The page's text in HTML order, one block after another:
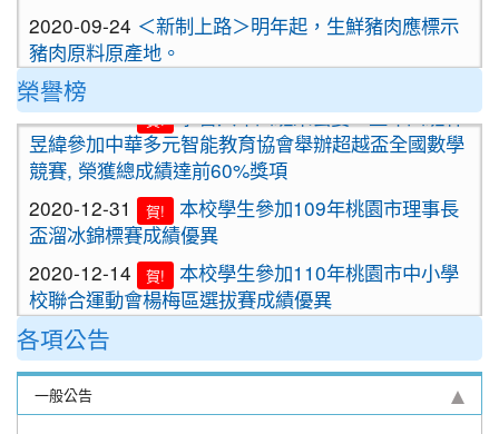
2020-09-24 ＜新制上路＞明年起，生鮮豬肉應標示
豬肉原料原產地。
2020-09-24
原料原產地。
2020-09-24＜新制上路＞明年起，貢丸水餃等應標
示豬肉原料原產地
2020-09-09
重要
『109年國家防災日演習』地震速
報演練，臨震應變「趴下、掩護、穩住」
『Earthquake Disaster Drill』
2020-09-08 重要
車子在走，駕照要有。 交通部及
桃園市政府關心您！
2020-09-08 重要
停一下海闊天空，讓一下保百年
身。 交通部及桃園市政府關心您！
榮譽榜
2021-01-13 賀!
恭喜六年四班宋芸姿、五年四班林
昱緯參加中華多元智能教育協會舉辦超越盃全國數學
競賽, 榮獲總成績達前60%獎項
2020-12-31
賀!
本校學生參加109年桃園市理事長
盃溜冰錦標賽成績優異
2020-12-14
賀!
本校學生參加110年桃園市中小學
校聯合運動會楊梅區選拔賽成績優異
2020-12-10
園圍棋對抗賽 成績優異
2020-11-17
本校學生參加臺北市109年第38屆
中正盃溜冰錦標賽成績優異
各項公告
一般公告